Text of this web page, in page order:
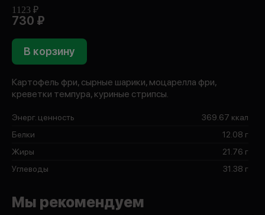
1123 ₽
730 ₽
В корзину
Картофель фри, сырные шарики, моцарелла фри,
креветки темпура, куриные стрипсы.
Энерг. ценность
369.67 ккал
Белки
12.08 г
Жиры
21.76 г
Углеводы
31.38 г
Мы рекомендуем